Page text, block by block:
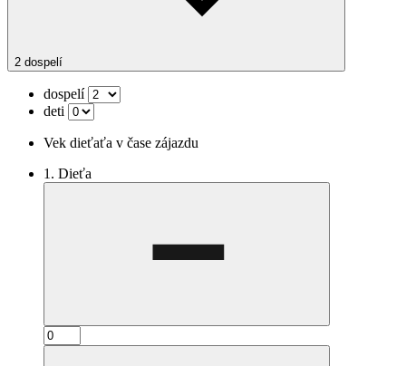
2 dospelí
dospelí
deti
Vek dieťaťa v čase zájazdu
1. Dieťa